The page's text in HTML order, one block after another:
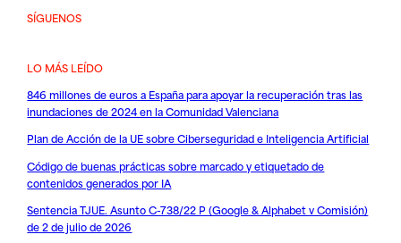
SÍGUENOS
LO MÁS LEÍDO
846 millones de euros a España para apoyar la recuperación tras las
inundaciones de 2024 en la Comunidad Valenciana
Plan de Acción de la UE sobre Ciberseguridad e Inteligencia Artificial
Código de buenas prácticas sobre marcado y etiquetado de
contenidos generados por IA
Sentencia TJUE. Asunto C-738/22 P (Google & Alphabet v Comisión)
de 2 de julio de 2026